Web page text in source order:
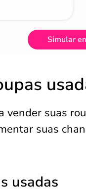
Simular
vender suas
suas
usadas